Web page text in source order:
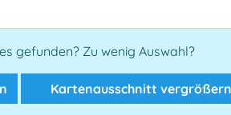
gefunden? Zu wenig Auswahl?
Kartenausschnitt vergrößern